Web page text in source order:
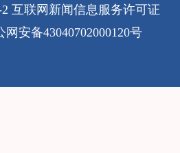
互联网新闻信息服务许可证
网安备43040702000120号